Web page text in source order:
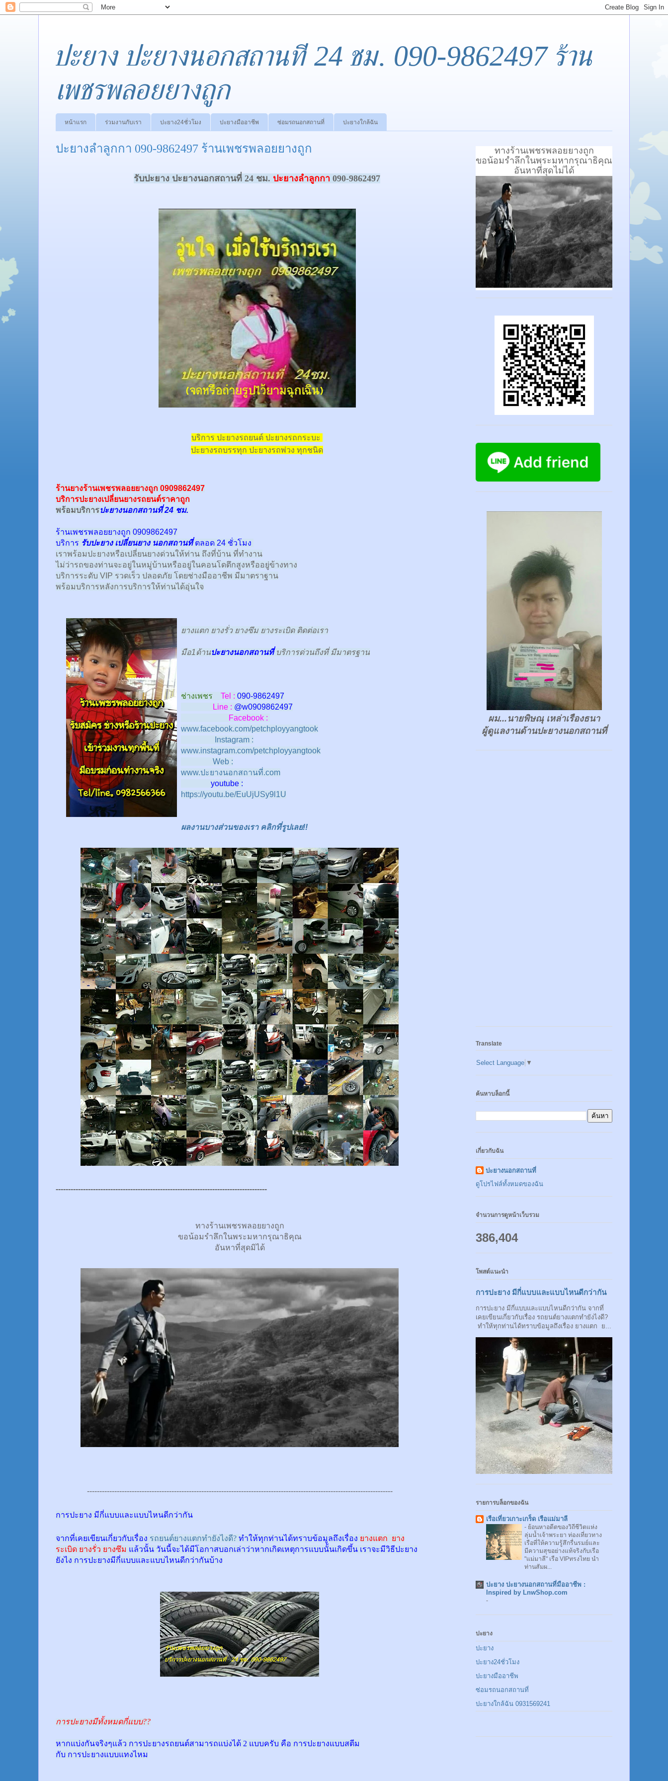
ปะยาง ปะยางนอกสถานที่ 24 ชม. 090-9862497 ร้าน
เพชรพลอยยางถูก
หน้าแรก ร่วมงานกับเรา ปะยาง24ชั่วโมง ปะยางมืออาชีพ ซ่อมรถนอกสถานที่ ปะยางใกล้ฉัน
ปะยางลำลูกกา 090-9862497 ร้านเพชรพลอยยางถูก
รับปะยาง ปะยางนอกสถานที่ 24 ชม. ปะยางลำลูกกา 090-9862497
บริการ ปะยางรถยนต์ ปะยางรถกระบะ
ปะยางรถบรรทุก ปะยางรถพ่วง ทุกชนิด
ร้านยางร้านเพชรพลอยยางถูก 0909862497
บริการปะยางเปลี่ยนยางรถยนต์ราคาถูก
พร้อมบริการปะยางนอกสถานที่ 24 ชม.
ร้านเพชรพลอยยางถูก 0909862497
บริการ รับปะยาง เปลี่ยนยาง นอกสถานที่ ตลอด 24 ชั่วโมง
เราพร้อมปะยางหรือเปลี่ยนยางด่วนให้ท่าน ถึงที่บ้าน ที่ทำงาน
ไม่ว่ารถของท่านจะอยู่ในหมู่บ้านหรืออยู่ในคอนโดตึกสูงหรืออยู่ข้างทาง
บริการระดับ VIP รวดเร็ว ปลอดภัย โดยช่างมืออาชีพ มีมาตราฐาน
พร้อมบริการหลังการบริการให้ท่านได้อุ่นใจ
ยางแตก ยางรั่ว ยางซึม ยางระเบิด ติดต่อเรา
มือ1ด้านปะยางนอกสถานที่ บริการด่วนถึงที่ มีมาตรฐาน
ช่างเพชร Tel : 090-9862497
Line : @w0909862497
Facebook :
www.facebook.com/petchployyangtook
Instagram :
www.instagram.com/petchployyangtook
Web :
www.ปะยางนอกสถานที่.com
youtube :
https://youtu.be/EuUjUSy9l1U
ผลงานบางส่วนของเรา คลิกที่รูปเลย!!
-------------------------------------------------------------------------------------
ทางร้านเพชรพลอยยางถูก
ขอน้อมรำลึกในพระมหากรุณาธิคุณ
อันหาที่สุดมิได้
---------------------------------------------------------------------------------------------------------------------------
การปะยาง มีกี่แบบและแบบไหนดีกว่ากัน
จากที่เคยเขียนเกี่ยวกับเรื่อง รถยนต์ยางแตกทำยังไงดี? ทำให้ทุกท่านได้ทราบข้อมูลถึงเรื่อง ยางแตก ยาง
ระเบิด ยางรั่ว ยางซึม แล้วนั้น วันนี้จะได้มีโอกาสบอกเล่าว่าหากเกิดเหตุการแบบนั้นเกิดขึ้น เราจะมีวิธีปะยาง
ยังไง การปะยางมีกี่แบบและแบบไหนดีกว่ากันบ้าง
การปะยางมีทั้งหมดกี่แบบ??
หากแบ่งกันจริงๆแล้ว การปะยางรถยนต์สามารถแบ่งได้ 2 แบบครับ คือ การปะยางแบบสตีม
กับ การปะยางแบบแทงไหม
ทางร้านเพชรพลอยยางถูก
ขอน้อมรำลึกในพระมหากรุณาธิคุณ
อันหาที่สุดไม่ได้
ผม...นายพิษณุ เหล่าเรืองธนา
ผู้ดูแลงานด้านปะยางนอกสถานที่
Translate
Select Language ▼
ค้นหาบล็อกนี้
เกี่ยวกับฉัน
ปะยางนอกสถานที่
ดูโปรไฟล์ทั้งหมดของฉัน
จำนวนการดูหน้าเว็บรวม
386,404
โพสต์แนะนำ
การปะยาง มีกี่แบบและแบบไหนดีกว่ากัน
การปะยาง มีกี่แบบและแบบไหนดีกว่ากัน จากที่
เคยเขียนเกี่ยวกับเรื่อง รถยนต์ยางแตกทำยังไงดี?
ทำให้ทุกท่านได้ทราบข้อมูลถึงเรื่อง ยางแตก ย...
รายการบล็อกของฉัน
เรือเที่ยวเกาะเกร็ด เรือแม่มาลี
- ย้อนหาอดีตของวิถีชีวิตแห่ง
ลุ่มน้ำเจ้าพระยา ท่องเที่ยวทาง
เรือที่ให้ความรู้สึกรื่นรมย์และ
มีความสุขอย่างแท้จริงกับเรือ
"แม่มาลี" เรือ VIPทรงไทย นำ
ท่านสัมผ...
ปะยาง ปะยางนอกสถานที่มืออาชีพ :
Inspired by LnwShop.com
-
ปะยาง
ปะยาง
ปะยาง24ชั่วโมง
ปะยางมืออาชีพ
ซ่อมรถนอกสถานที่
ปะยางใกล้ฉัน 0931569241